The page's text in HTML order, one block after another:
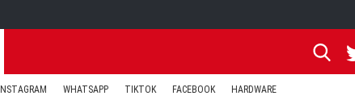
INSTAGRAM WHATSAPP TIKTOK FACEBOOK HARDWARE